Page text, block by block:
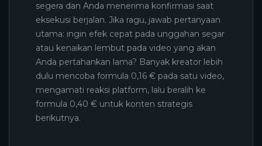
segera dan Anda menerima konfirmasi saat
eksekusi berjalan. Jika ragu, jawab pertanyaan
utama: ingin efek cepat pada unggahan segar
atau kenaikan lembut pada video yang akan
Anda pertahankan lama? Banyak kreator lebih
dulu mencoba formula 0,16 € pada satu video,
mengamati reaksi platform, lalu beralih ke
formula 0,40 € untuk konten strategis
berikutnya.